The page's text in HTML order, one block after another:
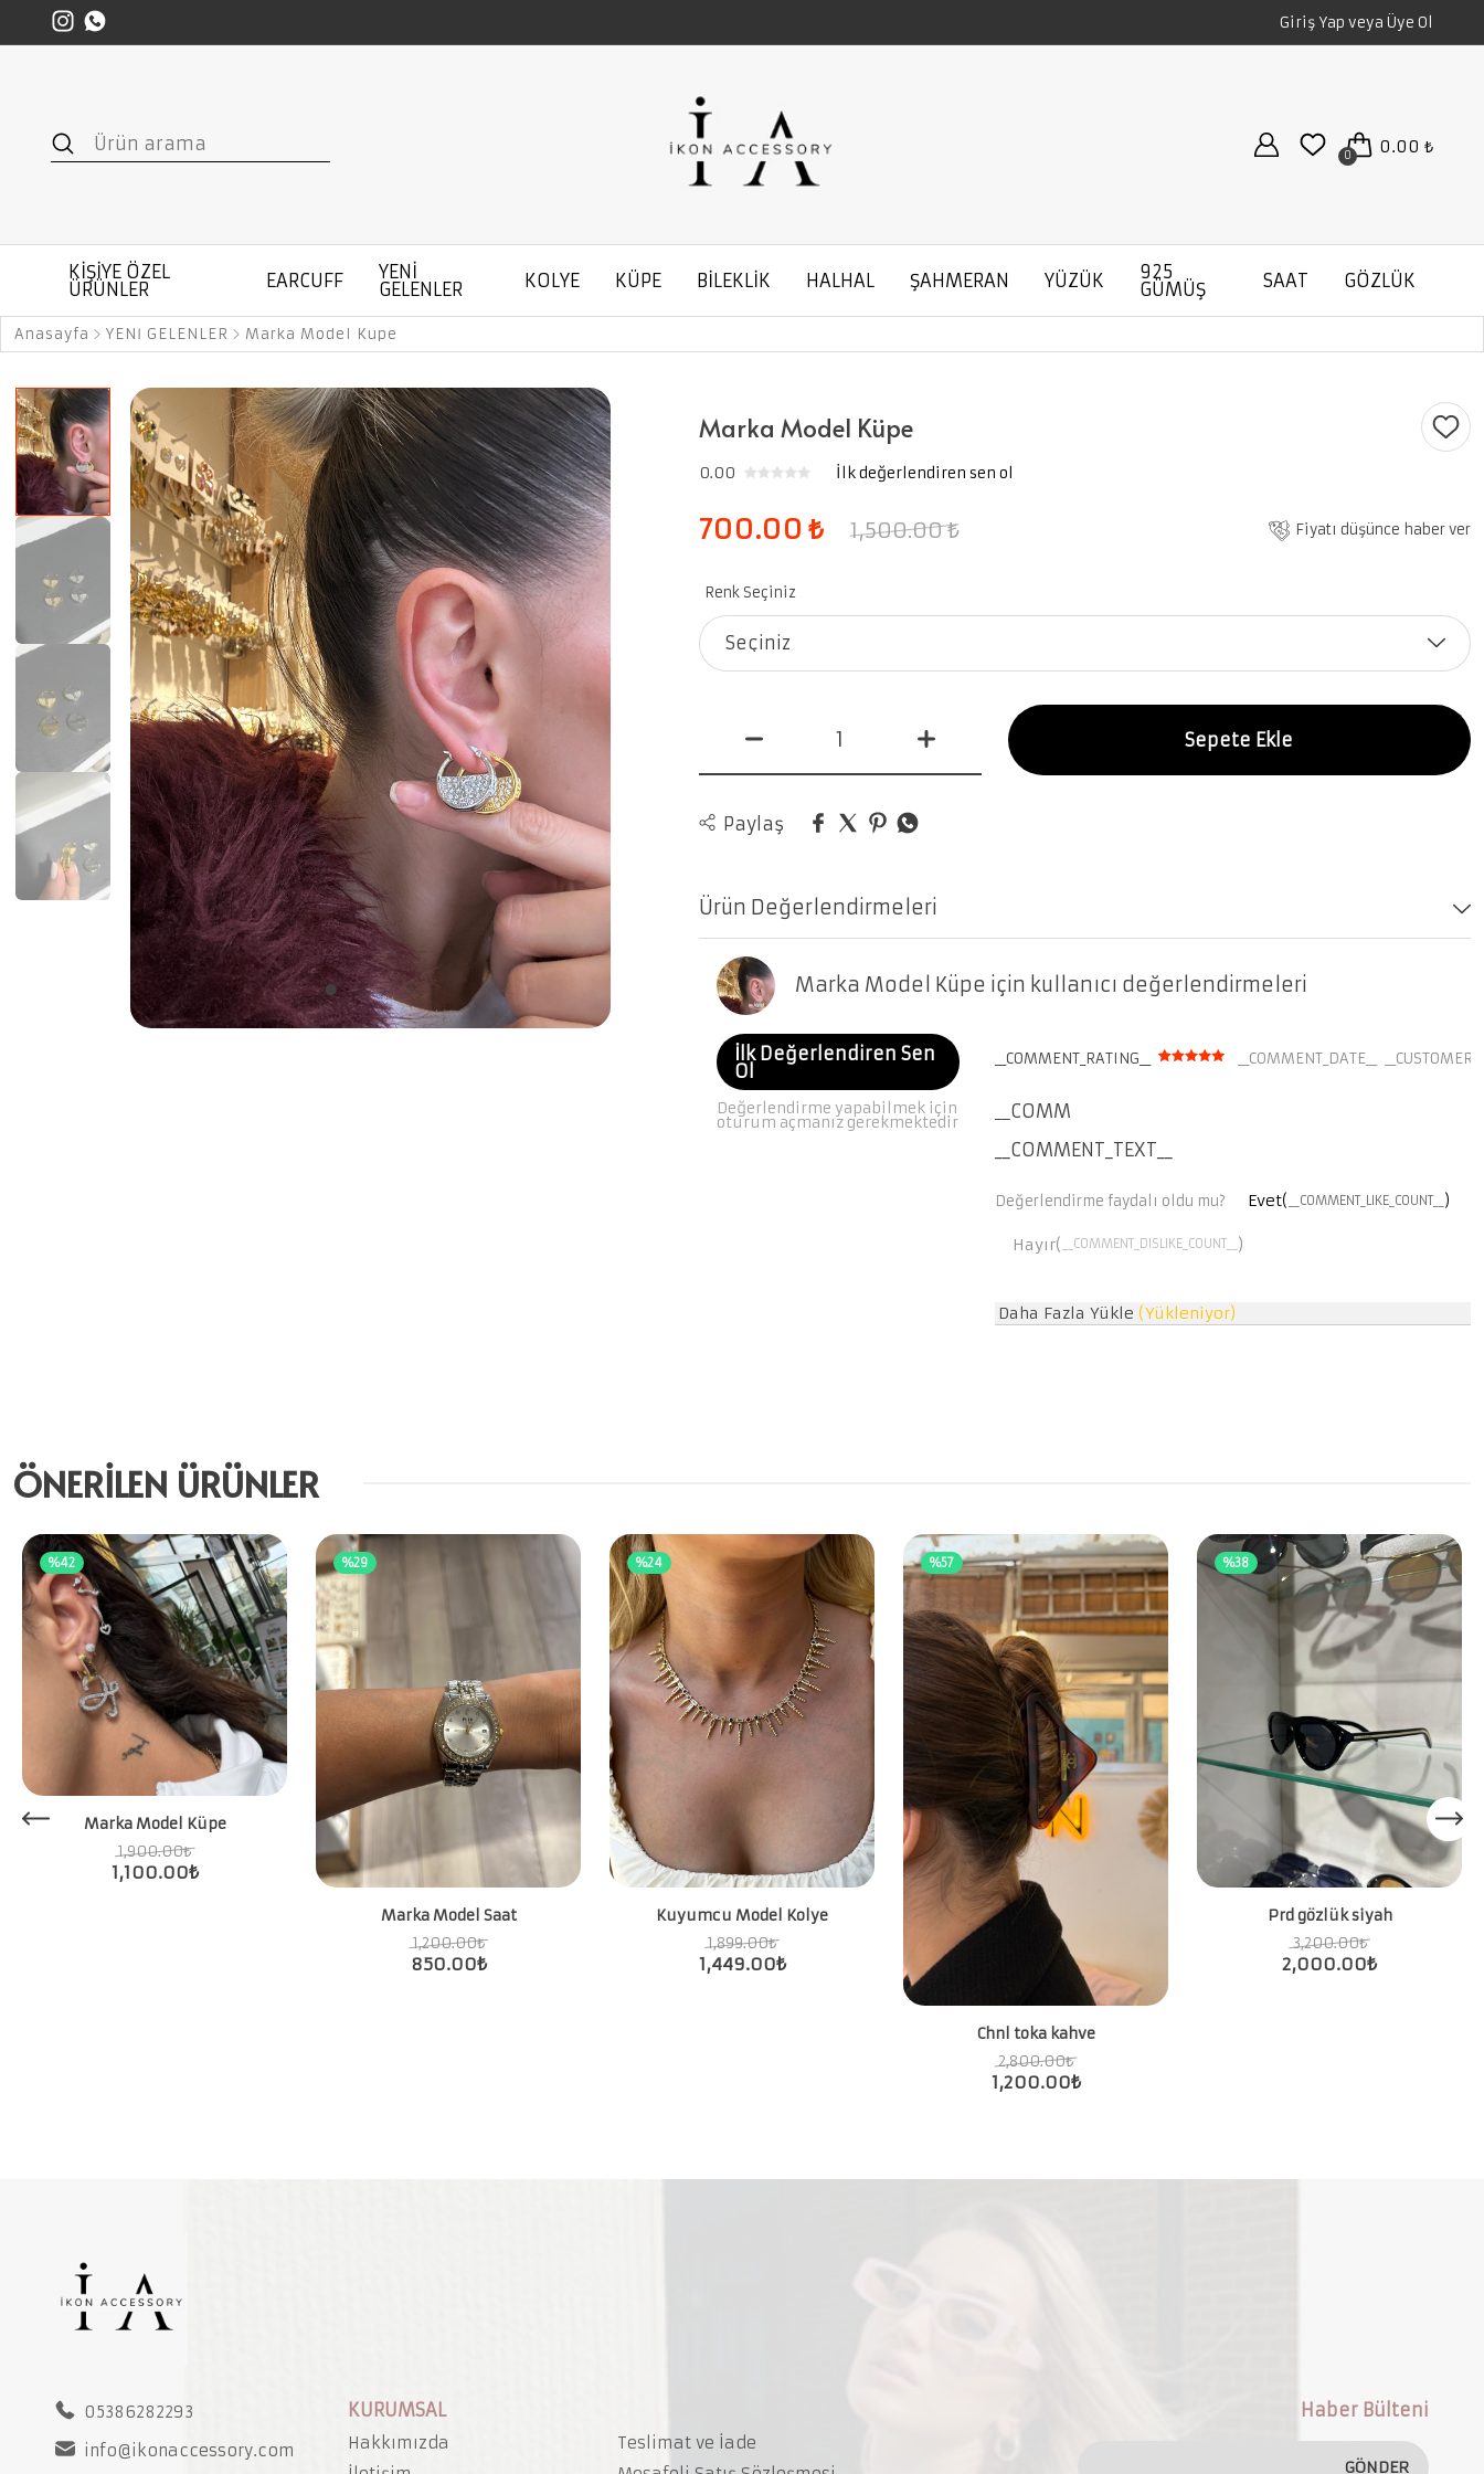
Giriş Yap veya Üye Ol
0 0.00 ₺
KİŞİYE ÖZEL
ÜRÜNLER
EARCUFF
YENİ
GELENLER
KOLYE KÜPE BİLEKLİK HALHAL ŞAHMERAN YÜZÜK
925
GÜMÜŞ
SAAT GÖZLÜK
Anasayfa YENİ GELENLER Marka Model Küpe
Marka Model Küpe
0.00 İlk değerlendiren sen ol
1,500.00₺
700.00 ₺ Fiyatı düşünce haber ver
Renk Seçiniz
Seçiniz
Sepete Ekle
Paylaş
Ürün Değerlendirmeleri
Marka Model Küpe için kullanıcı değerlendirmeleri
İlk Değerlendiren Sen
Ol
Değerlendirme yapabilmek için
oturum açmanız gerekmektedir
__COMMENT_RATING__ __COMMENT_DATE__
__COMMENT_THUMBNAIL_IMG__
__COMMENT_TEXT__
Değerlendirme faydalı oldu mu? Evet( __COMMENT_LIKE_COUNT__ )
Hayır( __COMMENT_DISLIKE_COUNT__ )
Daha Fazla Yükle (Yükleniyor)
ÖNERİLEN ÜRÜNLER
%42
Marka Model Küpe
1,900.00₺
1,100.00₺
%29
Marka Model Saat
1,200.00₺
850.00₺
%24
Kuyumcu Model Kolye
1,899.00₺
1,449.00₺
%57
Chnl toka kahve
2,800.00₺
1,200.00₺
%38
Prd gözlük siyah
3,200.00₺
2,000.00₺
05386282293
info@ikonaccessory.com
KURUMSAL
Hakkımızda
Teslimat ve İade
Haber Bülteni
GÖNDER